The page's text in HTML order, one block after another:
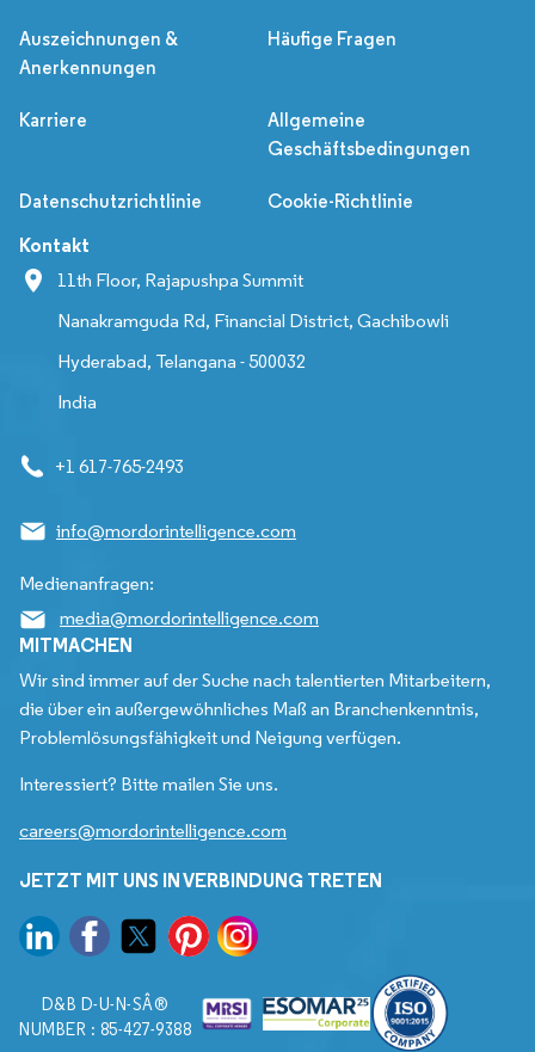
Auszeichnungen &
Anerkennungen
Häufige Fragen
Karriere
Allgemeine
Geschäftsbedingungen
Datenschutzrichtlinie Cookie-Richtlinie
Kontakt
11th Floor, Rajapushpa Summit
Nanakramguda Rd, Financial District, Gachibowli
Hyderabad, Telangana - 500032
India
+1 617-765-2493
info@mordorintelligence.com
Medienanfragen:
media@mordorintelligence.com
MITMACHEN
Wir sind immer auf der Suche nach talentierten Mitarbeitern,
die über ein außergewöhnliches Maß an Branchenkenntnis,
Problemlösungsfähigkeit und Neigung verfügen.
Interessiert? Bitte mailen Sie uns.
careers@mordorintelligence.com
JETZT MIT UNS IN VERBINDUNG TRETEN
D&B D-U-N-SÂ®
NUMBER : 85-427-9388